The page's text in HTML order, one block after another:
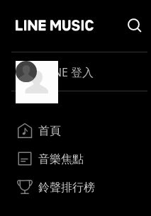
LINE 登入
首頁
音樂焦點
鈴聲排行榜